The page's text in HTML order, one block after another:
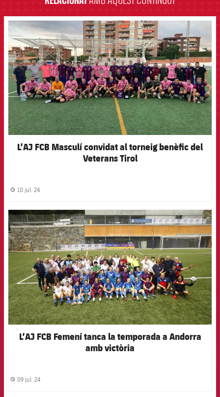
FCB Barcelona badge
L’AJ FCB Masculí convidat al torneig benèfic del
Veterans Tirol
label.share.clock
10 jul. 24
FCB Barcelona badge
L’AJ FCB Femení tanca la temporada a Andorra
amb victòria
label.share.clock
09 jul. 24